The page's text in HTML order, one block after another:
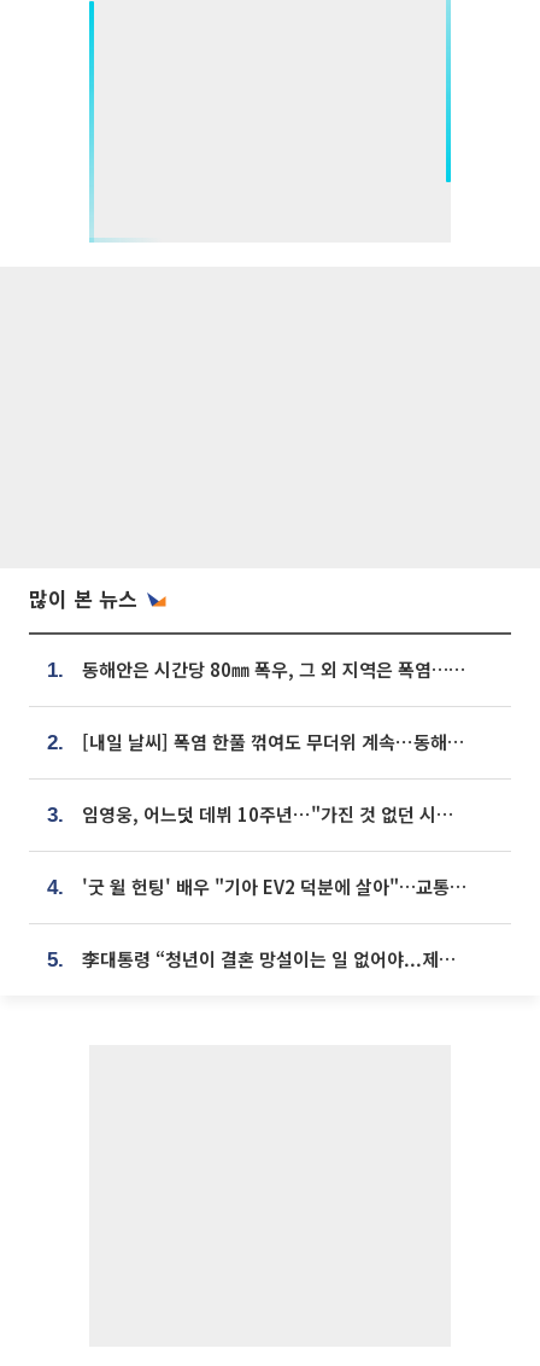
많이 본 뉴스
1. 동해안은 시간당 80㎜ 폭우, 그 외 지역은 폭염…‘극과 극 날씨’
2. [내일 날씨] 폭염 한풀 꺾여도 무더위 계속⋯동해안 이틀 연속 비
3. 임영웅, 어느덧 데뷔 10주년⋯"가진 것 없던 시절, 내 앞엔 20명의 팬뿐"
4. '굿 윌 헌팅' 배우 "기아 EV2 덕분에 살아"…교통사고 후 안전성 극찬
5. 李대통령 “청년이 결혼 망설이는 일 없어야...제도상 불이익 조사”